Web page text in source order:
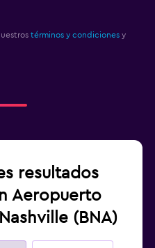
términos y condiciones y
resultados
Aeropuerto
(BNA)